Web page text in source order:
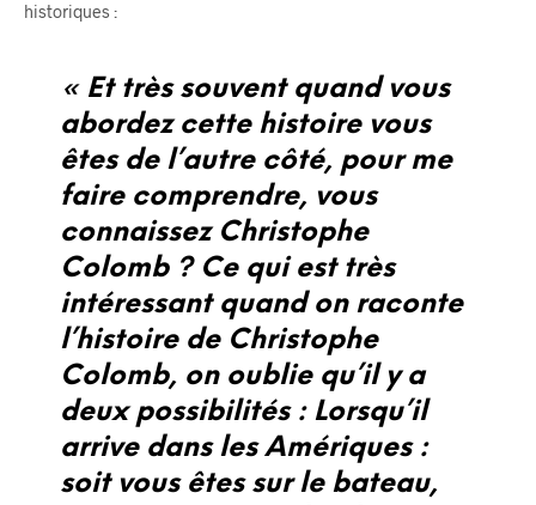
historiques :
« Et très souvent quand vous
abordez cette histoire vous
êtes de l’autre côté, pour me
faire comprendre, vous
connaissez Christophe
Colomb ? Ce qui est très
intéressant quand on raconte
l’histoire de Christophe
Colomb, on oublie qu’il y a
deux possibilités : Lorsqu’il
arrive dans les Amériques :
soit vous êtes sur le bateau,